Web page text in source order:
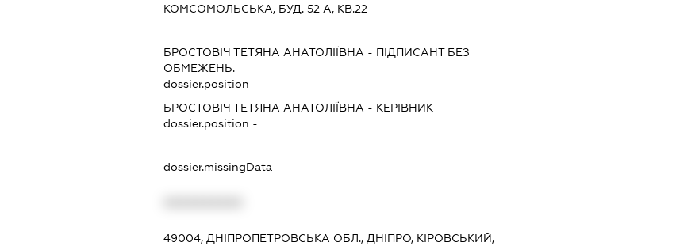
КОМСОМОЛЬСЬКА, БУД. 52 А, КВ.22
БРОСТОВІЧ ТЕТЯНА АНАТОЛІЇВНА - ПІДПИСАНТБЕЗ
ОБМЕЖЕНЬ.
dossier.position -
БРОСТОВІЧ ТЕТЯНА АНАТОЛІЇВНА - КЕРІВНИК
dossier.position -
dossier.missingData
49004, ДНІПРОПЕТРОВСЬКА ОБЛ., ДНІПРО, КІРОВСЬКИЙ,